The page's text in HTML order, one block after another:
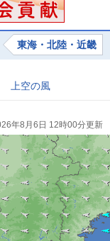
東海・北陸・近畿
上空の風
年8月6日 12時00分更新